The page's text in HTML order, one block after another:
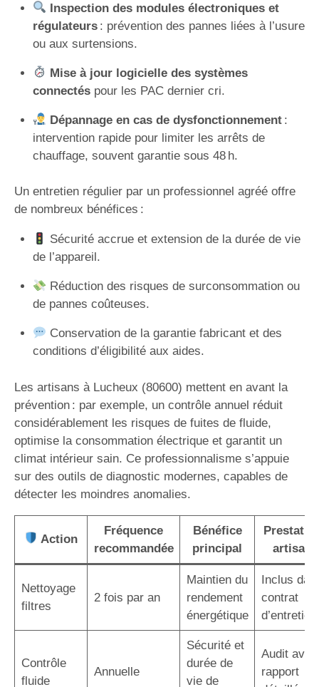
Inspection des modules électroniques et
régulateurs: prévention des pannes liées à l’usure
ou aux surtensions.
Mise à jour logicielle des systèmes
connectéspour les PAC dernier cri.
Dépannage en cas de dysfonctionnement:
intervention rapide pour limiter les arrêts de
chauffage, souvent garantie sous 48 h.
Un entretien régulier par un professionnel agréé offre
de nombreux bénéfices :
Sécurité accrue et extension de la durée de vie
de l’appareil.
Réduction des risques de surconsommation ou
de pannes coûteuses.
Conservation de la garantie fabricant et des
conditions d’éligibilité aux aides.
Les artisans à Lucheux (80600) mettent en avant la
prévention : par exemple, un contrôle annuel réduit
considérablement les risques de fuites de fluide,
optimise la consommation électrique et garantit un
climat intérieur sain. Ce professionnalisme s’appuie
sur des outils de diagnostic modernes, capables de
détecter les moindres anomalies.
Action
Fréquence
recommandée
Bénéfice
principal
artisan
Nettoyage
filtres
2 fois par an
Maintien du
rendement
énergétique
Inclus
contrat
d’entretien
Contrôle
fluide
Annuelle
Sécurité et
durée de
vie de
Audit avec
rapport